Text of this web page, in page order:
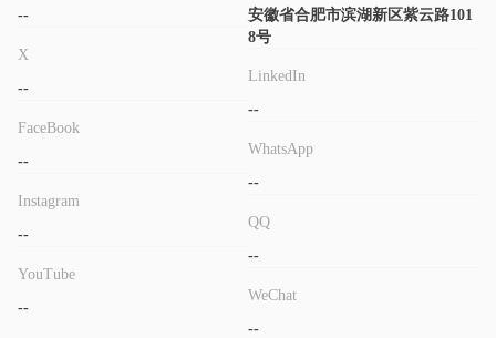
--
X
--
FaceBook
--
Instagram
--
YouTube
--
安徽省合肥市滨湖新区紫云路101
8号
LinkedIn
--
WhatsApp
--
QQ
--
WeChat
--